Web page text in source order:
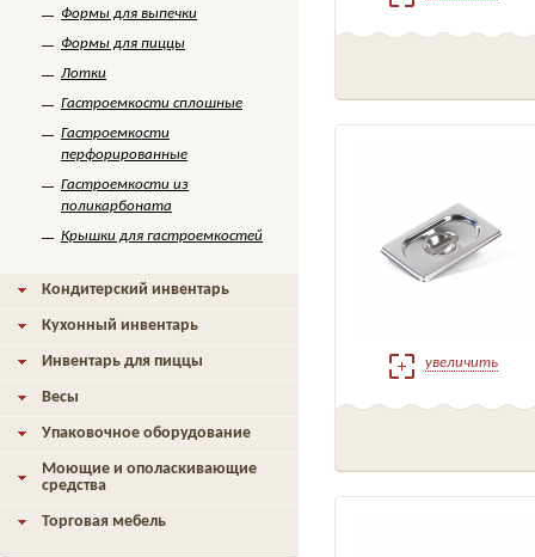
увеличить
Формы для выпечки
Формы для пиццы
Лотки
Гастроемкости сплошные
Гастроемкости
перфорированные
Гастроемкости из
поликарбоната
Крышки для гастроемкостей
Кондитерский инвентарь
Кухонный инвентарь
Инвентарь для пиццы
Весы
Упаковочное оборудование
Моющие и ополаскивающие
средства
Торговая мебель